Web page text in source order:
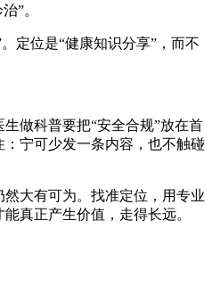
治”。
。定位是“健康知识分享” ，而不
做科普要把“安全合规”放在首
宁可少发一条内容，也不触碰
大有可为。找准定位，用专业
真正产生价值，走得长远。